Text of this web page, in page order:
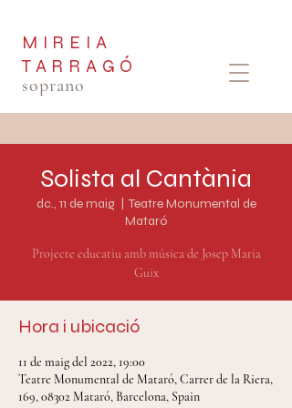
MIREIA
TARRAGÓ
soprano
Solista al Cantània
dc., 11 de maig
  |
Teatre Monumental de
Mataró
Projecte educatiu amb música de Josep Maria
Guix
Hora i ubicació
11 de maig del 2022, 19:00
Teatre Monumental de Mataró, Carrer de la Riera,
169, 08302 Mataró, Barcelona, Spain